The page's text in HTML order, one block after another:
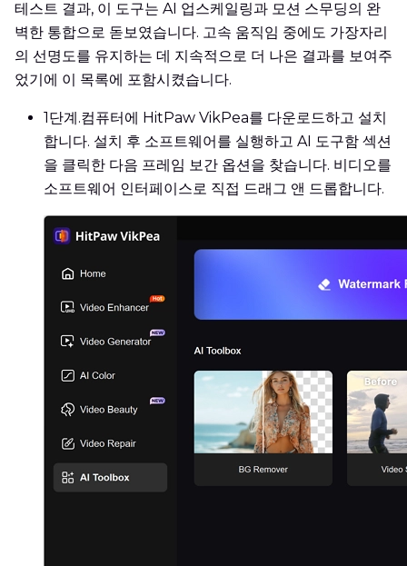
테스트 결과, 이 도구는 AI 업스케일링과 모션 스무딩의 완
벽한 통합으로 돋보였습니다. 고속 움직임 중에도 가장자리
의 선명도를 유지하는 데 지속적으로 더 나은 결과를 보여주
었기에 이 목록에 포함시켰습니다.
1단계.컴퓨터에 HitPaw VikPea를 다운로드하고 설치
합니다. 설치 후 소프트웨어를 실행하고 AI 도구함 섹션
을 클릭한 다음 프레임 보간 옵션을 찾습니다. 비디오를
소프트웨어 인터페이스로 직접 드래그 앤 드롭합니다.